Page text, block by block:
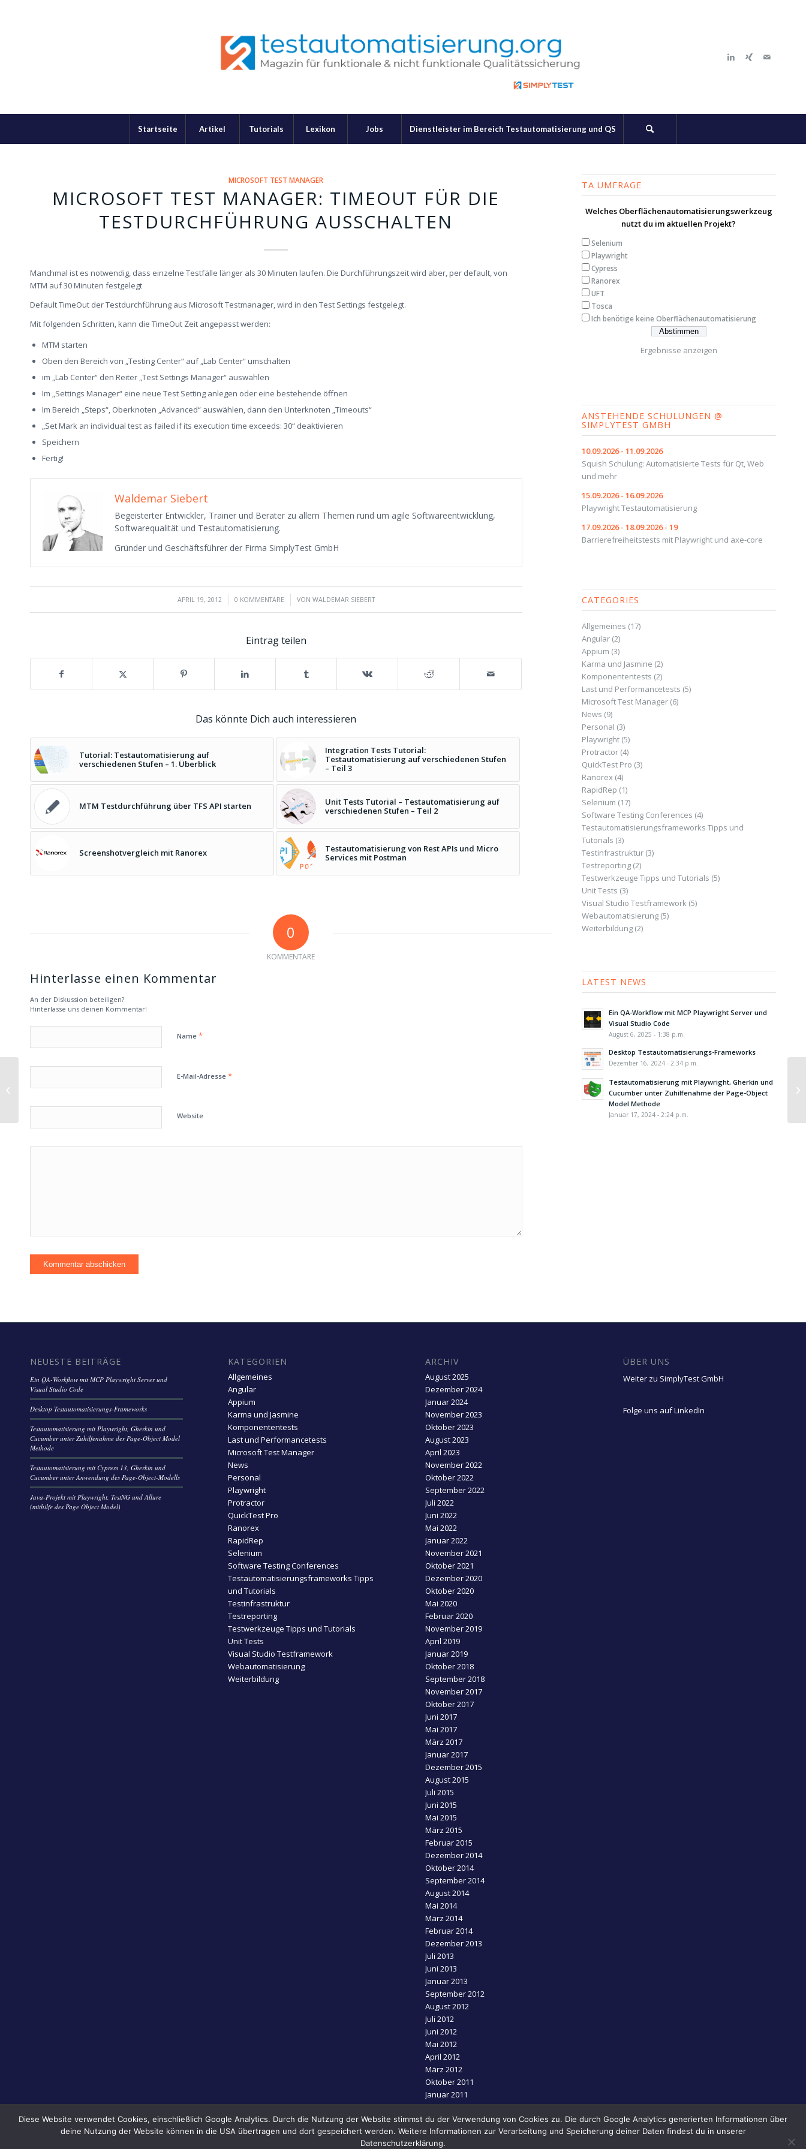
Startseite Artikel Tutorials Lexikon Jobs Dienstleister im Bereich Testautomatisierung und QS
MICROSOFT TEST MANAGER
MICROSOFT TEST MANAGER: TIMEOUT FÜR DIE
TESTDURCHFÜHRUNG AUSSCHALTEN
Manchmal ist es notwendig, dass einzelne Testfälle länger als 30 Minuten laufen. Die Durchführungszeit wird aber, per default, von
MTM auf 30 Minuten festgelegt
Default TimeOut der Testdurchführung aus Microsoft Testmanager, wird in den Test Settings festgelegt.
Mit folgenden Schritten, kann die TimeOut Zeit angepasst werden:
MTM starten
Oben den Bereich von „Testing Center“ auf „Lab Center“ umschalten
im „Lab Center“ den Reiter „Test Settings Manager“ auswählen
Im „Settings Manager“ eine neue Test Setting anlegen oder eine bestehende öffnen
Im Bereich „Steps“, Oberknoten „Advanced“ auswählen, dann den Unterknoten „Timeouts“
„Set Mark an individual test as failed if its execution time exceeds: 30“ deaktivieren
Speichern
Fertig!
Waldemar Siebert
Begeisterter Entwickler, Trainer und Berater zu allem Themen rund um agile Softwareentwicklung,
Softwarequalität und Testautomatisierung.
Gründer und Geschäftsführer der Firma SimplyTest GmbH
APRIL 19, 2012
/ 0 KOMMENTARE
/ VON WALDEMAR SIEBERT
Eintrag teilen
Das könnte Dich auch interessieren
Tutorial: Testautomatisierung auf
verschiedenen Stufen – 1. Überblick
Integration Tests Tutorial:
Testautomatisierung auf verschiedenen Stufen
– Teil 3
MTM Testdurchführung über TFS API starten
Unit Tests Tutorial – Testautomatisierung auf
verschiedenen Stufen – Teil 2
Screenshotvergleich mit Ranorex
Testautomatisierung von Rest APIs und Micro
Services mit Postman
0
KOMMENTARE
Hinterlasse einen Kommentar
An der Diskussion beteiligen?
Hinterlasse uns deinen Kommentar!
Name *
E-Mail-Adresse *
Website
TA UMFRAGE
Welches Oberflächenautomatisierungswerkzeug
nutzt du im aktuellen Projekt?
Selenium
Playwright
Cypress
Ranorex
UFT
Tosca
Ich benötige keine Oberflächenautomatisierung
Ergebnisse anzeigen
ANSTEHENDE SCHULUNGEN @
SIMPLYTEST GMBH
10.09.2026 - 11.09.2026
Squish Schulung: Automatisierte Tests für Qt, Web
und mehr
15.09.2026 - 16.09.2026
Playwright Testautomatisierung
17.09.2026 - 18.09.2026 - 19
Barrierefreiheitstests mit Playwright und axe-core
CATEGORIES
Allgemeines (17)
Angular(2)
Appium (3)
Karma und Jasmine (2)
Komponententests (2)
Last und Performancetests (5)
Microsoft Test Manager(6)
News (9)
Personal (3)
Playwright(5)
Protractor(4)
QuickTest Pro (3)
Ranorex(4)
RapidRep (1)
Selenium (17)
Software Testing Conferences (4)
Testautomatisierungsframeworks Tipps und
Tutorials (3)
Testinfrastruktur(3)
Testreporting(2)
Testwerkzeuge Tipps und Tutorials (5)
Unit Tests (3)
Visual Studio Testframework (5)
Webautomatisierung(5)
Weiterbildung(2)
LATEST NEWS
Ein QA-Workflow mit MCP Playwright Server und
Visual Studio Code
August 6, 2025 - 1:38 p.m.
Desktop Testautomatisierungs-Frameworks
Dezember 16, 2024 - 2:34 p.m.
Testautomatisierung mit Playwright, Gherkin und
Cucumber unter Zuhilfenahme der Page-Object
Model Methode
Januar 17, 2024 - 2:24 p.m.
NEUESTE BEITRÄGE
Ein QA-Workflow mit MCP Playwright Server und
Visual Studio Code
Desktop Testautomatisierungs-Frameworks
Testautomatisierung mit Playwright, Gherkin und
Cucumber unter Zuhilfenahme der Page-Object Model
Methode
Testautomatisierung mit Cypress 13, Gherkin und
Cucumber unter Anwendung des Page-Object-Modells
Java-Projekt mit Playwright, TestNG und Allure
(mithilfe des Page Object Model)
KATEGORIEN
Allgemeines
Angular
Appium
Karma und Jasmine
Komponententests
Last und Performancetests
Microsoft Test Manager
News
Personal
Playwright
Protractor
QuickTest Pro
Ranorex
RapidRep
Selenium
Software Testing Conferences
Testautomatisierungsframeworks Tipps
und Tutorials
Testinfrastruktur
Testreporting
Testwerkzeuge Tipps und Tutorials
Unit Tests
Visual Studio Testframework
Webautomatisierung
Weiterbildung
ARCHIV
August 2025
Dezember 2024
Januar 2024
November 2023
Oktober 2023
August 2023
April 2023
November 2022
Oktober 2022
September 2022
Juli 2022
Juni 2022
Mai 2022
Januar 2022
November 2021
Oktober 2021
Dezember 2020
Oktober 2020
Mai 2020
Februar 2020
November 2019
April 2019
Januar 2019
Oktober 2018
September 2018
November 2017
Oktober 2017
Juni 2017
Mai 2017
März 2017
Januar 2017
Dezember 2015
August 2015
Juli 2015
Juni 2015
Mai 2015
März 2015
Februar 2015
Dezember 2014
Oktober 2014
September 2014
August 2014
Mai 2014
März 2014
Februar 2014
Dezember 2013
Juli 2013
Juni 2013
Januar 2013
September 2012
August 2012
Juli 2012
Juni 2012
Mai 2012
April 2012
März 2012
Oktober 2011
Januar 2011
November 2010
ÜBER UNS
Weiter zu SimplyTest GmbH
Folge uns auf LinkedIn
Webtabelle
Diese Website verwendet Cookies, einschließlich Google Analytics. Durch die Nutzung der Website stimmst du der Verwendung von Cookies zu. Die durch Google Analytics generierten Informationen über
deine Nutzung der Website können in die USA übertragen und dort gespeichert werden. Weitere Informationen zur Verarbeitung und Speicherung deiner Daten findest du in unserer
Datenschutzerklärung.